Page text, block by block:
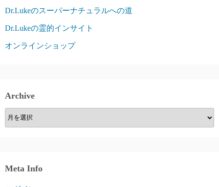
Dr.Lukeのスーパーナチュラルへの道
Dr.Lukeの霊的インサイト
オンラインショップ
Archive
Archive
Meta Info